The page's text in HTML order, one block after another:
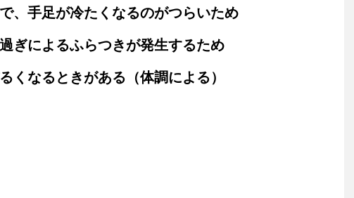
、手足が冷たくなるのがつらいため
ぎによるふらつきが発生するため
くなるときがある（体調による）